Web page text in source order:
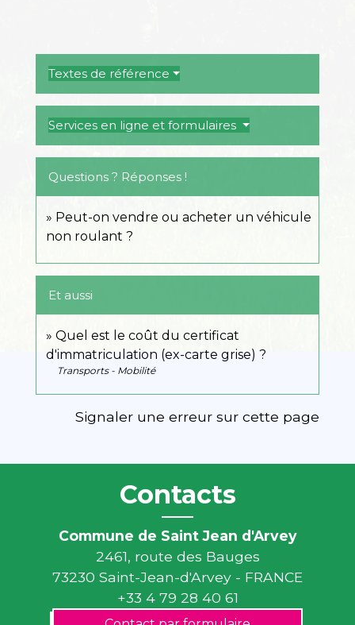
Textes de référence
Services en ligne et formulaires
Questions ? Réponses !
Peut-on vendre ou acheter un véhicule
non roulant ?
Et aussi
Quel est le coût du certificat
d'immatriculation (ex-carte grise) ?
Transports - Mobilité
Signaler une erreur sur cette page
Contacts
Commune de Saint Jean d'Arvey
2461, route des Bauges
73230 Saint-Jean-d'Arvey - FRANCE
+33 4 79 28 40 61